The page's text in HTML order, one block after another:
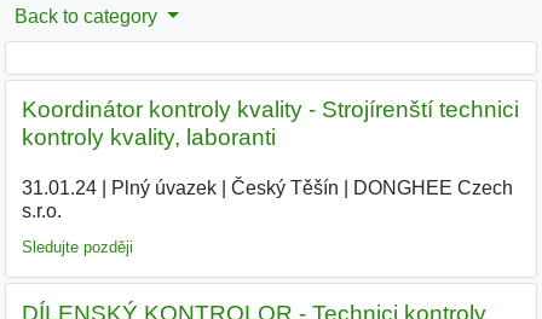
Back to category
Koordinátor kontroly kvality - Strojírenští technici
kontroly kvality, laboranti
31.01.24| Plný úvazek| Český Těšín
DONGHEE Czech
s.r.o.
Sledujte později
DÍLENSKÝ KONTROLOR - Technici kontroly